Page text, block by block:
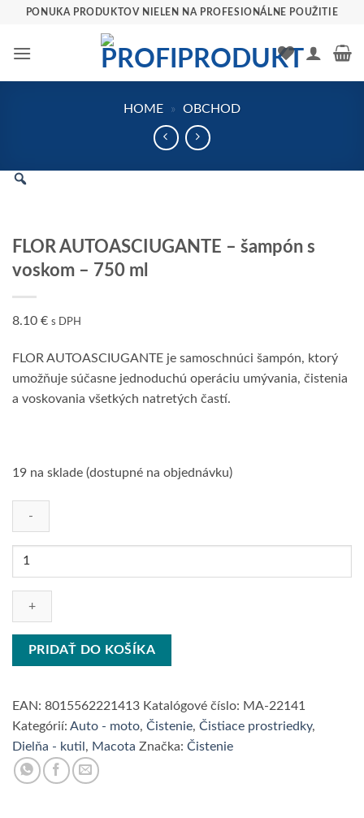
Preskočiť
obsah
PONUKA PRODUKTOV NIELEN NA PROFESIONÁLNE POUŽITIE
HOME » OBCHOD
FLOR AUTOASCIUGANTE – šampón s
voskom – 750 ml
8.10 € s DPH
FLOR AUTOASCIUGANTE je samoschnúci šampón, ktorý
umožňuje súčasne jednoduchú operáciu umývania, čistenia
a voskovania všetkých natretých častí.
19 na sklade (dostupné na objednávku)
množstvo
AUTOASCIUGANTE
voskom
750
ml
PRIDAŤ DO KOŠÍKA
EAN: 8015562221413 Katalógové číslo: MA-22141
Kategórií: Auto - moto, Čistenie, Čistiace prostriedky,
Dielňa - kutil , Macota Značka: Čistenie